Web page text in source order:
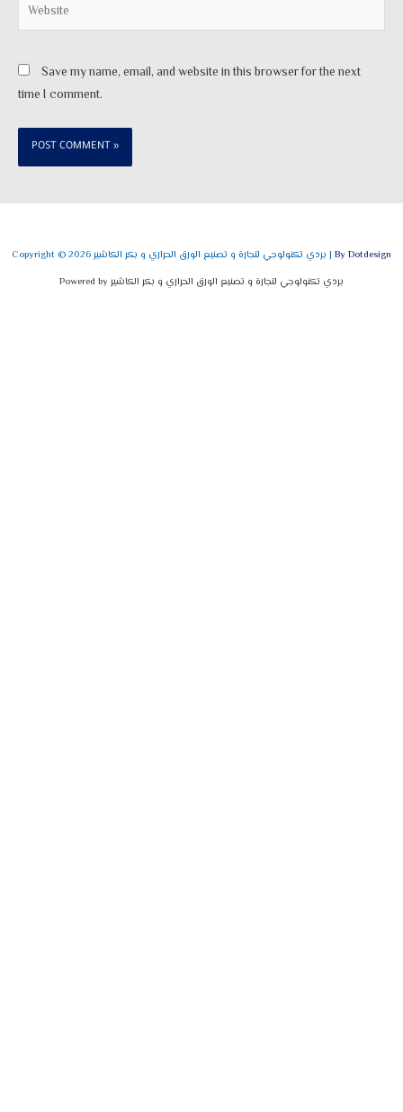
Save my name, email, and website in this browser for the next
time I comment.
Copyright © 2026 بردي تكنولوجي لتجارة و تصنيع الورق الحراري و بكر الكاشير | By Dotdesign
Powered by بردي تكنولوجي لتجارة و تصنيع الورق الحراري و بكر الكاشير